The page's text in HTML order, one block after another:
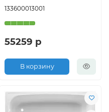
133600013001
55259 р
В корзину